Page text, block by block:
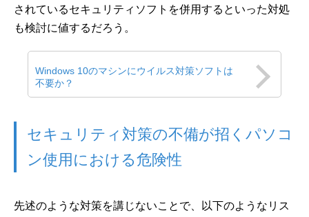
されているセキュリティソフトを併用するといった対処
も検討に値するだろう。
Windows 10のマシンにウイルス対策ソフトは
不要か？
セキュリティ対策の不備が招くパソコ
ン使用における危険性
先述のような対策を講じないことで、以下のようなリス